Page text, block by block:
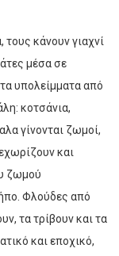
κάνουν γιαχνί
μέσα σε
υπολείμματα από
κοτσάνια,
γίνονται ζωμοί,
και
ζωμού
Φλούδες από
τα τρίβουν και τα
και εποχικό,